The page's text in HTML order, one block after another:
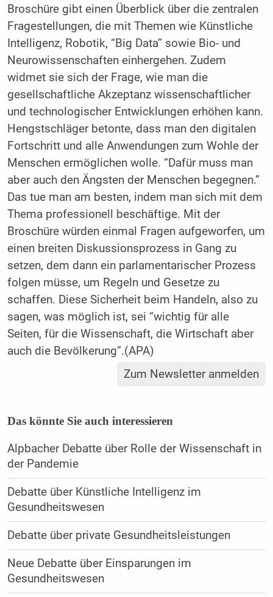
Broschüre gibt einen Überblick über die zentralen
Fragestellungen, die mit Themen wie Künstliche
Intelligenz, Robotik, “Big Data” sowie Bio- und
Neurowissenschaften einhergehen. Zudem
widmet sie sich der Frage, wie man die
gesellschaftliche Akzeptanz wissenschaftlicher
und technologischer Entwicklungen erhöhen kann.
Hengstschläger betonte, dass man den digitalen
Fortschritt und alle Anwendungen zum Wohle der
Menschen ermöglichen wolle. “Dafür muss man
aber auch den Ängsten der Menschen begegnen.”
Das tue man am besten, indem man sich mit dem
Thema professionell beschäftige. Mit der
Broschüre würden einmal Fragen aufgeworfen, um
einen breiten Diskussionsprozess in Gang zu
setzen, dem dann ein parlamentarischer Prozess
folgen müsse, um Regeln und Gesetze zu
schaffen. Diese Sicherheit beim Handeln, also zu
sagen, was möglich ist, sei “wichtig für alle
Seiten, für die Wissenschaft, die Wirtschaft aber
auch die Bevölkerung”.(APA)
Zum Newsletter anmelden
Das könnte Sie auch interessieren
Alpbacher Debatte über Rolle der Wissenschaft in
der Pandemie
Debatte über Künstliche Intelligenz im
Gesundheitswesen
Debatte über private Gesundheitsleistungen
Neue Debatte über Einsparungen im
Gesundheitswesen